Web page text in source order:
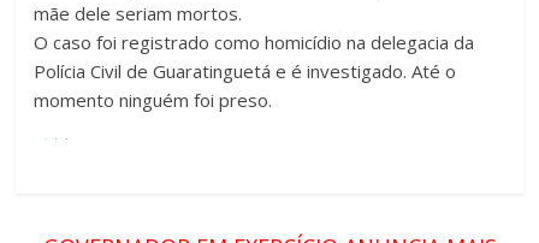
mãe dele seriam mortos.
O caso foi registrado como homicídio na delegacia da
Polícia Civil de Guaratinguetá e é investigado. Até o
momento ninguém foi preso.